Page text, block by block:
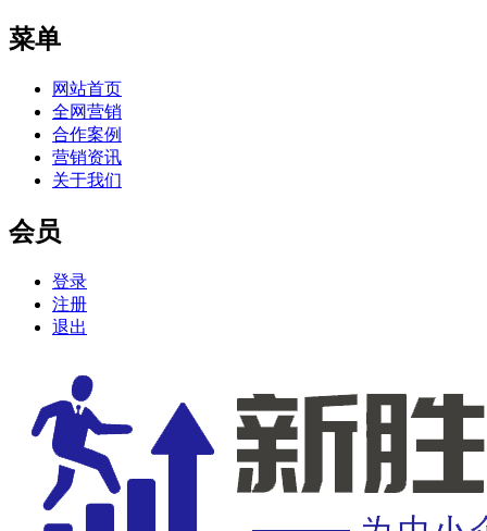
菜单
网站首页
全网营销
合作案例
营销资讯
关于我们
会员
登录
注册
退出